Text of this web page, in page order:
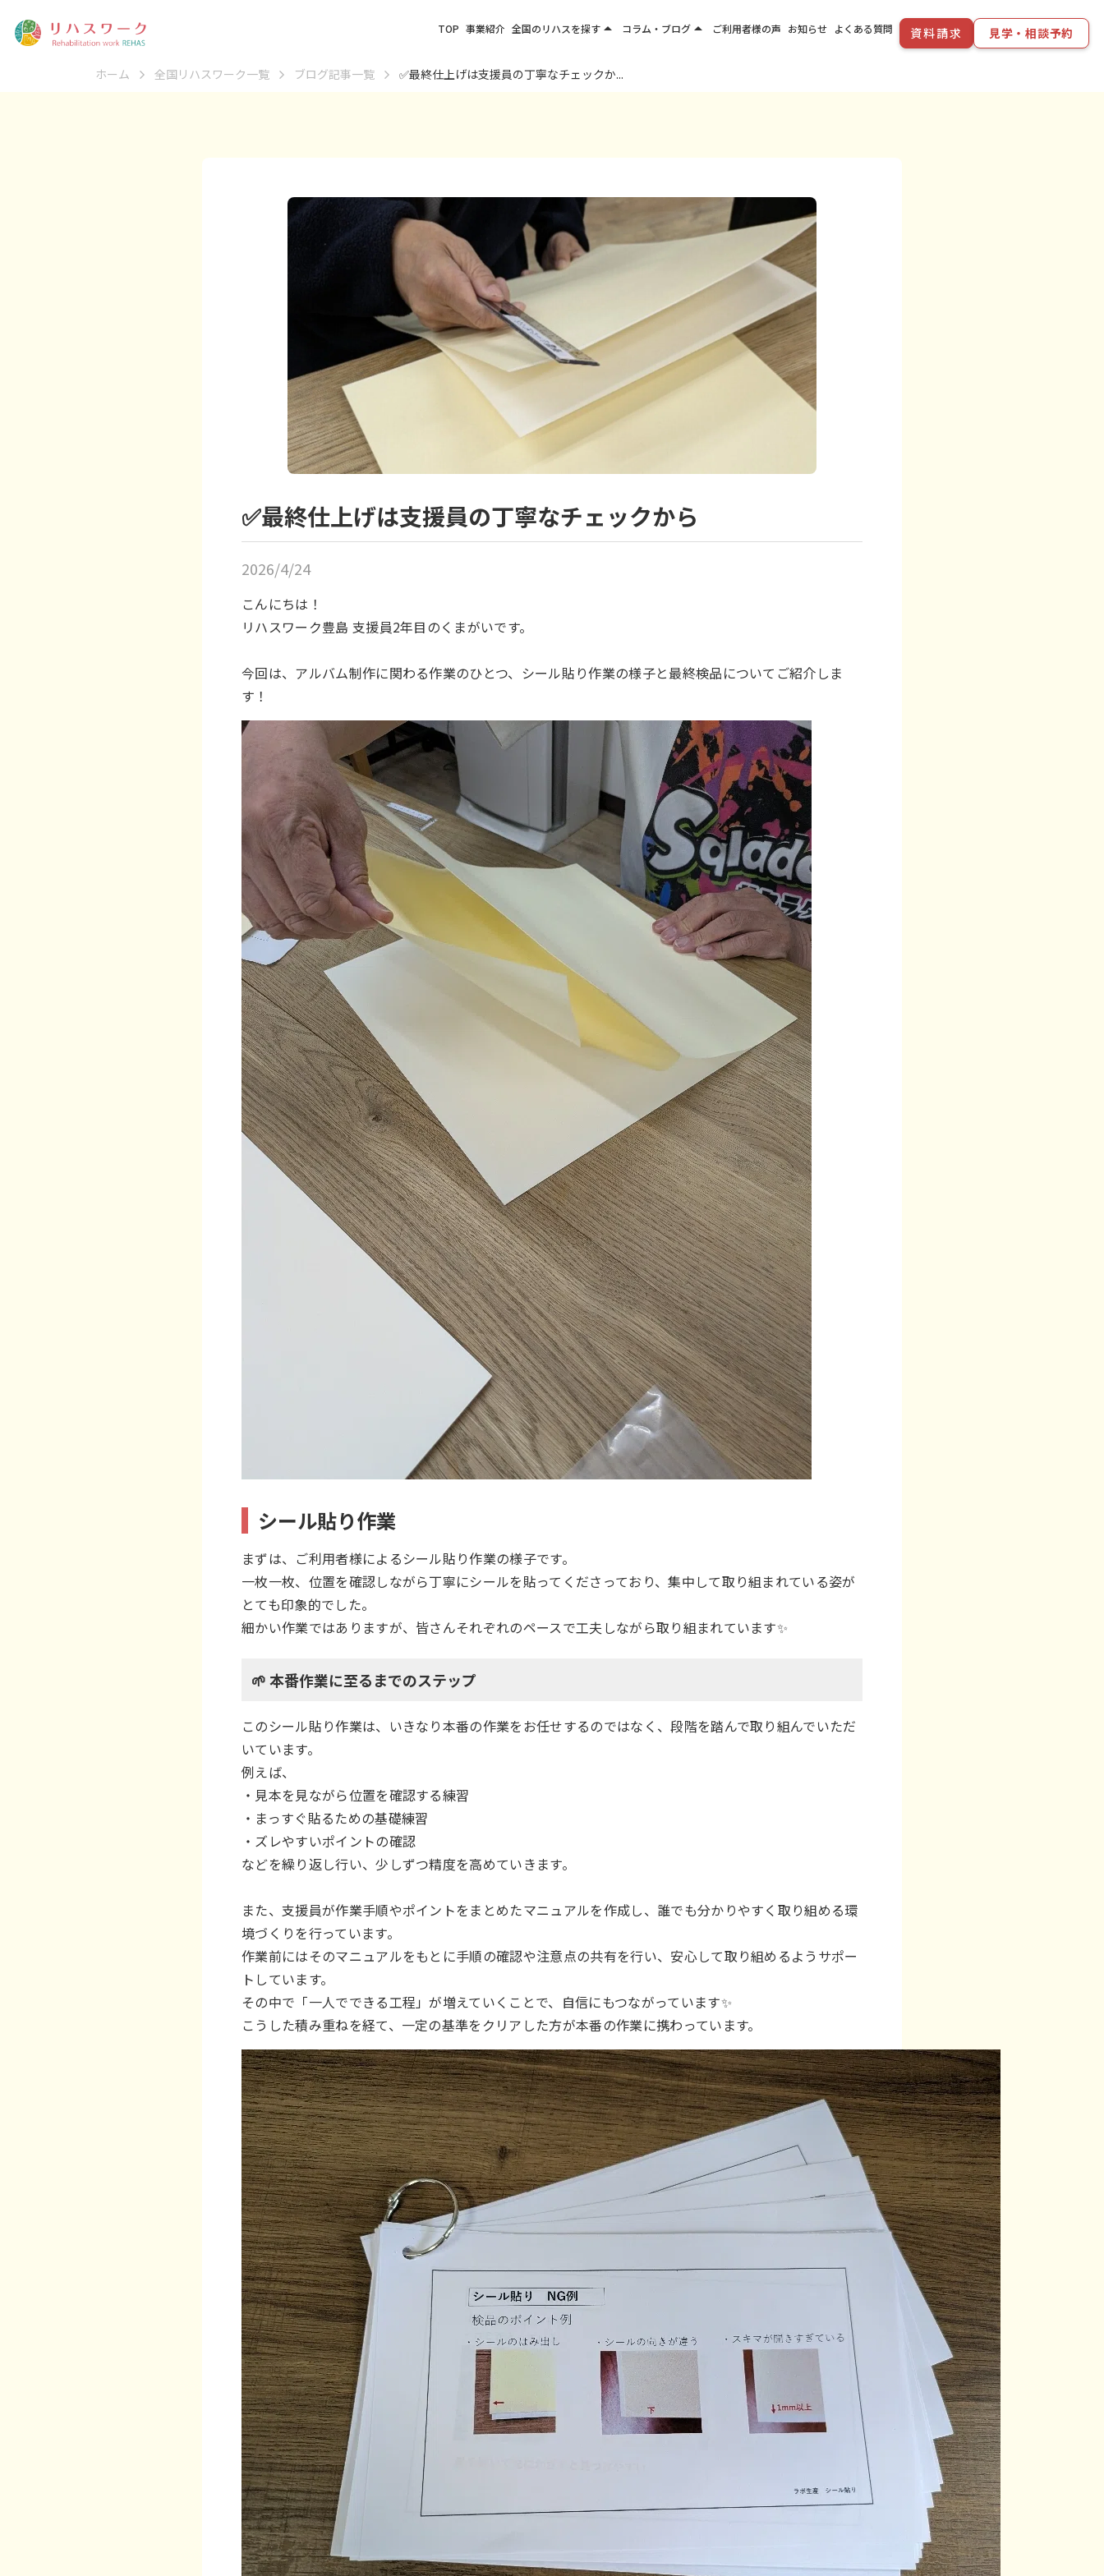
ホーム 全国リハスワーク一覧 ブログ記事一覧 ✅️最終仕上げは支援員の丁寧なチェックか...
✅️最終仕上げは支援員の丁寧なチェックから
2026/4/24
こんにちは！
リハスワーク豊島 支援員2年目のくまがいです。
今回は、アルバム制作に関わる作業のひとつ、シール貼り作業の様子と最終検品についてご紹介しま
す！
シール貼り作業
まずは、ご利用者様によるシール貼り作業の様子です。
一枚一枚、位置を確認しながら丁寧にシールを貼ってくださっており、集中して取り組まれている姿が
とても印象的でした。
細かい作業ではありますが、皆さんそれぞれのペースで工夫しながら取り組まれています✨
🌱 本番作業に至るまでのステップ
このシール貼り作業は、いきなり本番の作業をお任せするのではなく、段階を踏んで取り組んでいただ
いています。
例えば、
・見本を見ながら位置を確認する練習
・まっすぐ貼るための基礎練習
・ズレやすいポイントの確認
などを繰り返し行い、少しずつ精度を高めていきます。
また、支援員が作業手順やポイントをまとめたマニュアルを作成し、誰でも分かりやすく取り組める環
境づくりを行っています。
作業前にはそのマニュアルをもとに手順の確認や注意点の共有を行い、安心して取り組めるようサポー
トしています。
その中で「一人でできる工程」が増えていくことで、自信にもつながっています✨
こうした積み重ねを経て、一定の基準をクリアした方が本番の作業に携わっています。
TOP 事業紹介 全国のリハスを探すarrow_drop_up
東北エリア
四国・九州エリア
コラム・ブログarrow_drop_up
事業所ブログ
ご利用者様の声 お知らせ よくある質問 資料請求 見学・相談予約